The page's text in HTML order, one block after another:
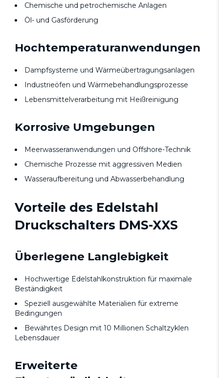
Chemische und petrochemische Anlagen
Öl- und Gasförderung
Hochtemperaturanwendungen
Dampfsysteme und Wärmeübertragungsanlagen
Industrieöfen und Wärmebehandlungsprozesse
Lebensmittelverarbeitung mit Heißreinigung
Korrosive Umgebungen
Meerwasseranwendungen und Offshore-Technik
Chemische Prozesse mit aggressiven Medien
Wasseraufbereitung und Abwasserbehandlung
Vorteile des Edelstahl
Druckschalters DMS-XXS
Überlegene Langlebigkeit
Hochwertige Edelstahlkonstruktion für maximale
Beständigkeit
Speziell ausgewählte Materialien für extreme
Bedingungen
Bewährtes Design mit 10 Millionen Schaltzyklen
Lebensdauer
Erweiterte